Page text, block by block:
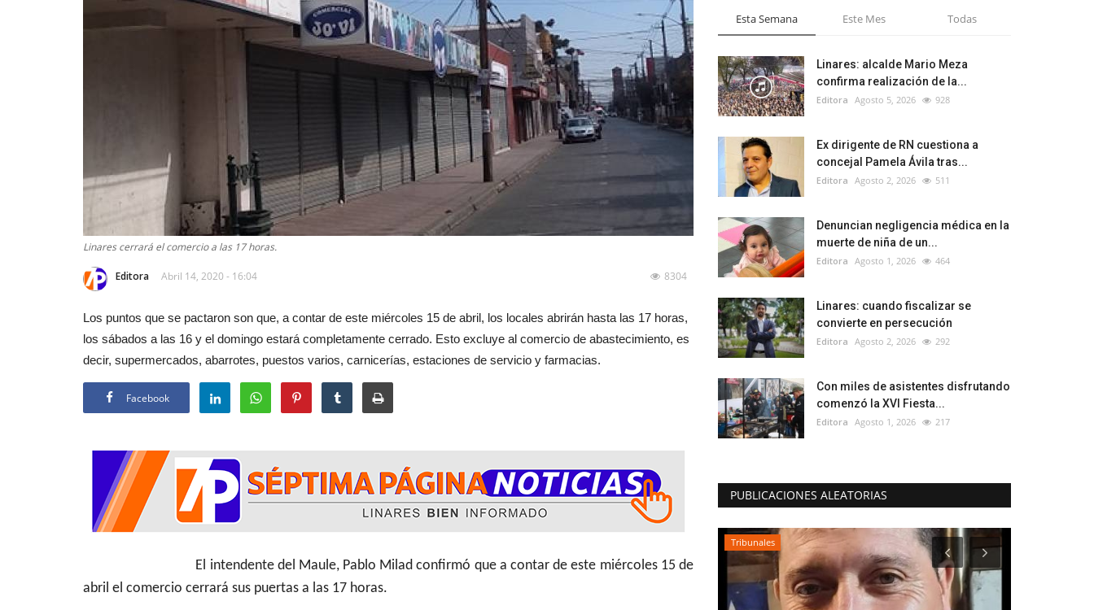
Linares cerrará el comercio a las 17 horas.
Editora Abril 14, 2020 - 16:04 8304
Los puntos que se pactaron son que, a contar de este miércoles 15 de abril, los locales abrirán hasta las 17 horas,
los sábados a las 16 y el domingo estará completamente cerrado. Esto excluye al comercio de abastecimiento, es
decir, supermercados, abarrotes, puestos varios, carnicerías, estaciones de servicio y farmacias.
Facebook
El intendente del Maule, Pablo Milad confirmó que a contar de este miércoles 15 de
abril el comercio cerrará sus puertas a las 17 horas.
Esta Semana Este Mes Todas
Linares: alcalde Mario Meza
confirma realización de la...
Editora Agosto 5, 2026 928
Ex dirigente de RN cuestiona a
concejal Pamela Ávila tras...
Editora Agosto 2, 2026 511
Denuncian negligencia médica en la
muerte de niña de un...
Editora Agosto 1, 2026 464
Linares: cuando fiscalizar se
convierte en persecución
Editora Agosto 2, 2026 292
Con miles de asistentes disfrutando
comenzó la XVI Fiesta...
Editora Agosto 1, 2026 217
PUBLICACIONES ALEATORIAS